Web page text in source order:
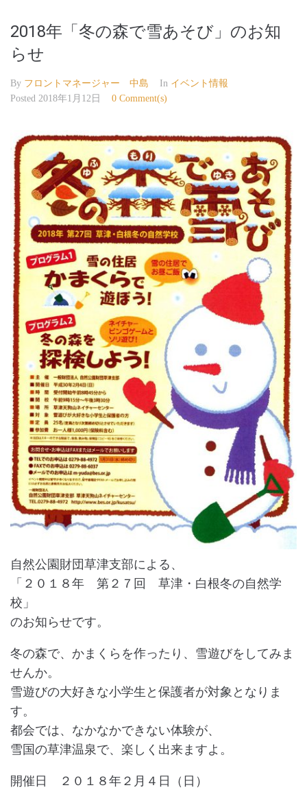
2018年「冬の森で雪あそび」のお知
らせ
By フロントマネージャー 中島 In イベント情報
Posted 2018年1月12日 0 Comment(s)
自然公園財団草津支部による、
「２０１８年 第２７回 草津・白根冬の自然学
校」
のお知らせです。
冬の森で、かまくらを作ったり、雪遊びをしてみま
せんか。
雪遊びの大好きな小学生と保護者が対象となりま
す。
都会では、なかなかできない体験が、
雪国の草津温泉で、楽しく出来ますよ。
開催日 ２０１８年２月４日（日）